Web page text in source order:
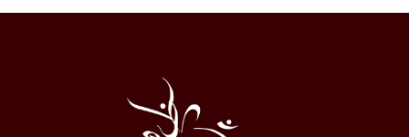
Halqa